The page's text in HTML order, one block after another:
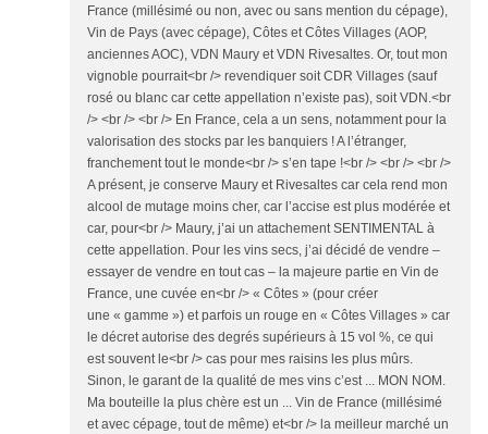
France (millésimé ou non, avec ou sans mention du cépage),
Vin de Pays (avec cépage), Côtes et Côtes Villages (AOP,
anciennes AOC), VDN Maury et VDN Rivesaltes. Or, tout mon
vignoble pourrait<br /> revendiquer soit CDR Villages (sauf
rosé ou blanc car cette appellation n’existe pas), soit VDN.<br
/> <br /> <br /> En France, cela a un sens, notamment pour la
valorisation des stocks par les banquiers ! A l’étranger,
franchement tout le monde<br /> s’en tape !<br /> <br /> <br />
A présent, je conserve Maury et Rivesaltes car cela rend mon
alcool de mutage moins cher, car l’accise est plus modérée et
car, pour<br /> Maury, j’ai un attachement SENTIMENTAL à
cette appellation. Pour les vins secs, j’ai décidé de vendre –
essayer de vendre en tout cas – la majeure partie en Vin de
France, une cuvée en<br /> « Côtes » (pour créer
une « gamme ») et parfois un rouge en « Côtes Villages » car
le décret autorise des degrés supérieurs à 15 vol %, ce qui
est souvent le<br /> cas pour mes raisins les plus mûrs.
Sinon, le garant de la qualité de mes vins c’est ... MON NOM.
Ma bouteille la plus chère est un ... Vin de France (millésimé
et avec cépage, tout de même) et<br /> la meilleur marché un